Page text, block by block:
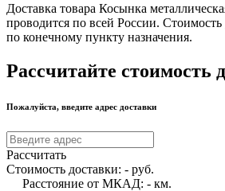
Доставка товара Косынка
проводится по всей России. Стоимость
по конечному пункту назначения.
Рассчитайте стоимость
Пожалуйста, введите адрес доставки
Рассчитать
Стоимость доставки: - руб.
Расстояние от МКАД: - км.